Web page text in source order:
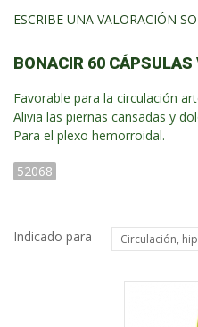
ESCRIBE UNA VALORACIÓN
BONACIR 60
Favorable para la circulación
Alivia las piernas cansadas y
Para el plexo hemorroidal.
52068
Indicado para Circulación,